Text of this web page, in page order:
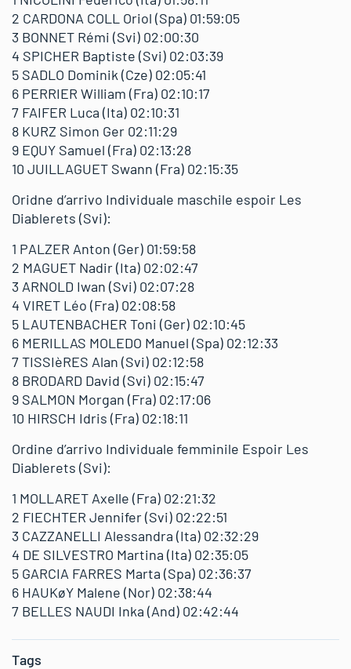
2 CARDONA COLL Oriol (Spa) 01:59:05
3 BONNET Rémi (Svi) 02:00:30
4 SPICHER Baptiste (Svi) 02:03:39
5 SADLO Dominik (Cze) 02:05:41
6 PERRIER William (Fra) 02:10:17
7 FAIFER Luca (Ita) 02:10:31
8 KURZ Simon Ger 02:11:29
9 EQUY Samuel (Fra) 02:13:28
10 JUILLAGUET Swann (Fra) 02:15:35
Oridne d’arrivo Individuale maschile espoir Les
Diablerets (Svi):
1 PALZER Anton (Ger) 01:59:58
2 MAGUET Nadir (Ita) 02:02:47
3 ARNOLD Iwan (Svi) 02:07:28
4 VIRET Léo (Fra) 02:08:58
5 LAUTENBACHER Toni (Ger) 02:10:45
6 MERILLAS MOLEDO Manuel (Spa) 02:12:33
7 TISSIèRES Alan (Svi) 02:12:58
8 BRODARD David (Svi) 02:15:47
9 SALMON Morgan (Fra) 02:17:06
10 HIRSCH Idris (Fra) 02:18:11
Ordine d’arrivo Individuale femminile Espoir Les
Diablerets (Svi):
1 MOLLARET Axelle (Fra) 02:21:32
2 FIECHTER Jennifer (Svi) 02:22:51
3 CAZZANELLI Alessandra (Ita) 02:32:29
4 DE SILVESTRO Martina (Ita) 02:35:05
5 GARCIA FARRES Marta (Spa) 02:36:37
6 HAUKøY Malene (Nor) 02:38:44
7 BELLES NAUDI Inka (And) 02:42:44
Tags